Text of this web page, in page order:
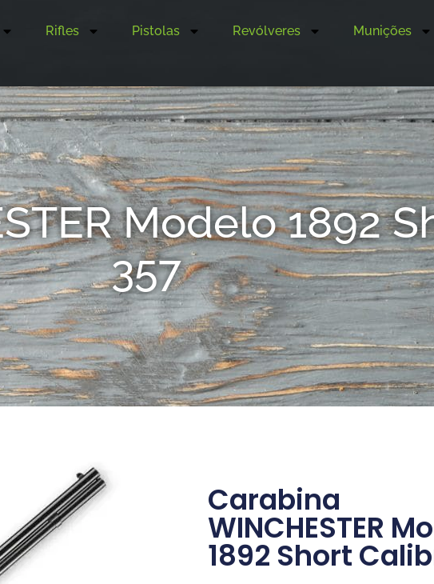
Rifles Pistolas Revólveres Munições
Modelo 1892
357
Carabina
WINCHESTER
1892 Short